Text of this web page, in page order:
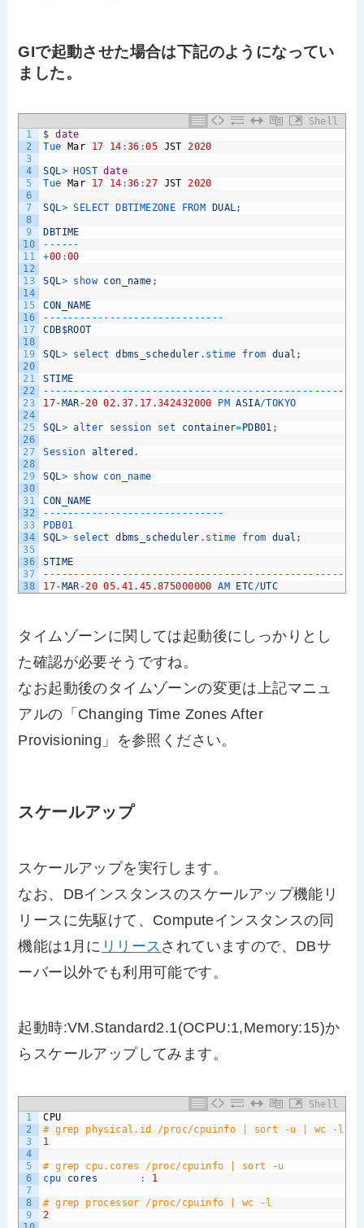
GIで起動させた場合は下記のようになってい
ました。
Shell
1
2
3
4
5
6
7
8
9
10
11
12
13
14
15
16
17
18
19
20
21
22
23
24
25
26
27
28
29
30
31
32
33
34
35
36
37
38
$ date
Tue Mar 17 14 :36 :05 JST 2020
SQL> HOST date
Tue Mar 17 14 :36 :27 JST 2020
SQL> SELECT DBTIMEZONE FROM DUAL;
DBTIME
-- -- --
+00 :00
SQL> show con_name ;
CON_NAME
-- -- -- -- -- -- -- -- -- -- -- -- -- -- --
CDB$ROOT
SQL> select dbms_scheduler .stime from dual ;
STIME
-- -- -- -- -- -- -- -- -- -- -- -- -- -- -- -- -- -- -- -- -- -- -- -- --
17- MAR -20 02.37.17.342432000 PM ASIA/TOKYO
SQL> alter session set container= PDB01 ;
Session altered .
SQL> show con_name
CON_NAME
-- -- -- -- -- -- -- -- -- -- -- -- -- -- --
PDB01
SQL> select dbms_scheduler .stime from dual ;
STIME
-- -- -- -- -- -- -- -- -- -- -- -- -- -- -- -- -- -- -- -- -- -- -- -- --
17- MAR -20 05.41.45.875000000 AM ETC/UTC
タイムゾーンに関しては起動後にしっかりとし
た確認が必要そうですね。
なお起動後のタイムゾーンの変更は上記マニュ
アルの「Changing Time Zones After
Provisioning」を参照ください。
スケールアップ
スケールアップを実行します。
なお、DBインスタンスのスケールアップ機能リ
リースに先駆けて、Computeインスタンスの同
機能は1月に リリース されていますので、DBサ
ーバー以外でも利用可能です。
起動時:VM.Standard2.1(OCPU:1,Memory:15)か
らスケールアップしてみます。
Shell
1
2
3
4
5
6
7
8
9
CPU
# grep physical.id /proc/cpuinfo | sort -u | wc -l
1
# grep cpu.cores /proc/cpuinfo | sort -u
cpu cores : 1
# grep processor /proc/cpuinfo | wc -l
2